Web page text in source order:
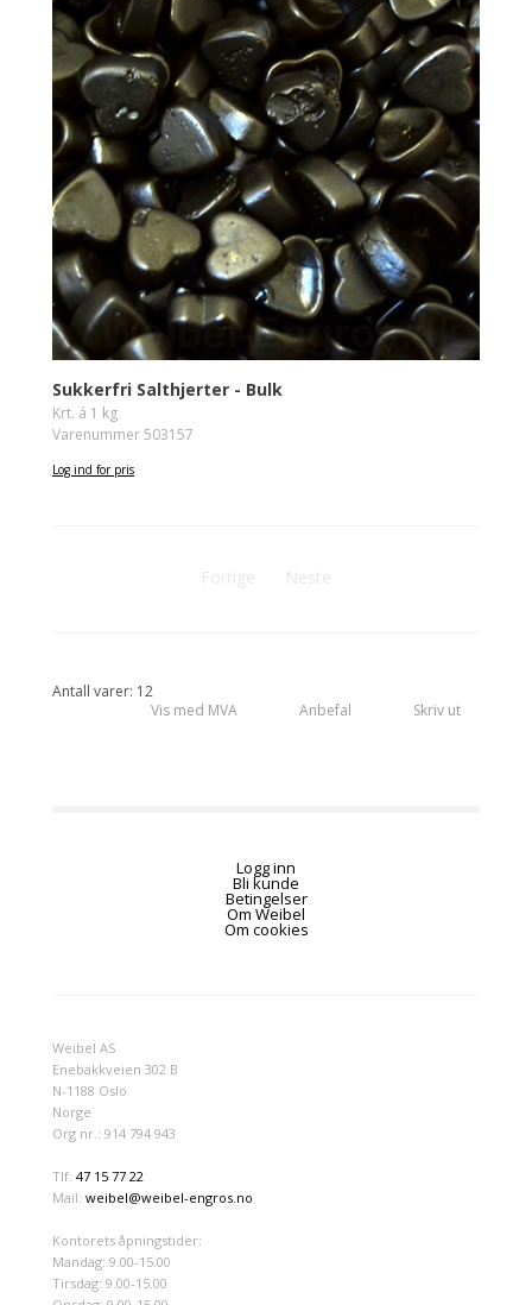
Sukkerfri Salthjerter - Bulk
Krt. á 1 kg
Varenummer 503157
Log ind for pris
Forrige Neste
Antall varer: 12
Vis med MVA
Anbefal Skriv ut
Logg inn
Bli kunde
Betingelser
Om Weibel
Om cookies
Weibel AS
Enebakkveien 302 B
N-1188 Oslo
Norge
Org nr.: 914 794 943
Tlf: 47 15 77 22
Mail: weibel@weibel-engros.no
Kontorets åpningstider:
Mandag: 9.00-15.00
Tirsdag: 9.00-15.00